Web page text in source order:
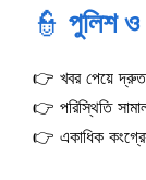
👮 পুলিশ ও
👉 খবর পেয়ে দ্রুত
👉 পরিস্থিতি
👉 একাধিক